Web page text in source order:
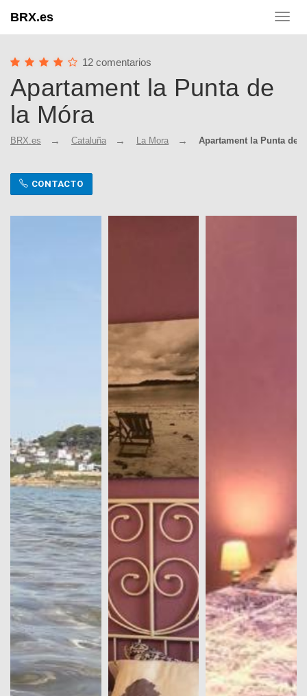
BRX.es
12 comentarios
Apartament la Punta de
la Móra
BRX.es Cataluña La Mora Apartament la Punta de
CONTACTO